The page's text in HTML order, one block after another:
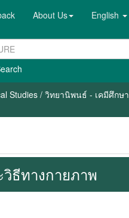
About Us English
Studies / วิทยานิพนธ์ - เคมีศึกษา
ธีทางกายภาพ